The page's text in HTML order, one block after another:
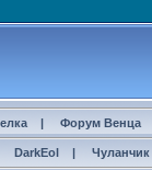
| Форум Венца
DarkEol | Чуланчик